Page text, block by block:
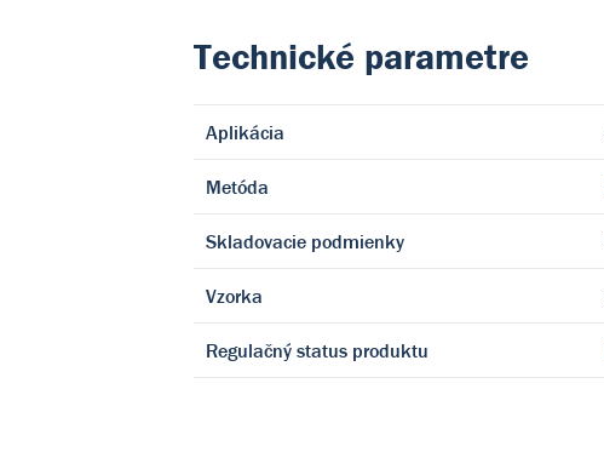
Technické parametre
Aplikácia
Metóda
Skladovacie podmienky
Vzorka
Regulačný status produktu